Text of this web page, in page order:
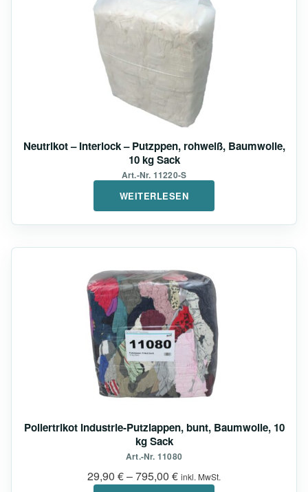
Neutrikot – Interlock – Putzppen, rohweiß, Baumwolle,
10 kg Sack
Art.-Nr. 11220-S
WEITERLESEN
Poliertrikot Industrie-Putzlappen, bunt, Baumwolle, 10
kg Sack
Art.-Nr. 11080
29,90 €–795,00 € inkl. MwSt.
Dieses
Produkt
weist
mehrere
Varianten
auf.
Die
Optionen
auf
der
Produktseite
gewählt